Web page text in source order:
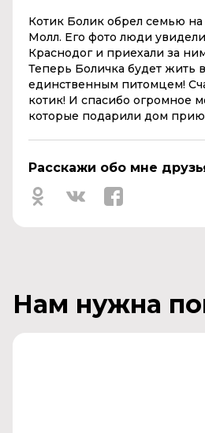
Котик Болик обрел семью
Молл. Его фото люди
Краснодог и приехали за
Теперь Боличка будет жить
единственным питомцем!
котик! И спасибо огромное
которые подарили дом
Расскажи обо мне
Нам нужна